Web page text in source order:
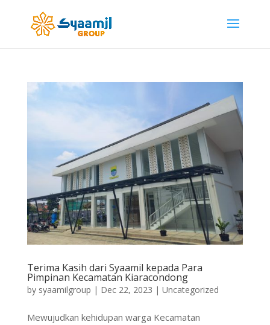
Terima Kasih dari Syaamil kepada Para
Pimpinan Kecamatan Kiaracondong
by syaamilgroup | Dec 22, 2023 | Uncategorized
Mewujudkan kehidupan warga Kecamatan